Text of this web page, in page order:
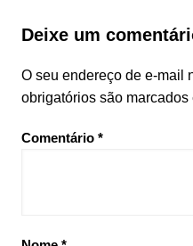
Deixe um
O seu endereço de e-mail
obrigatórios são marcados
Comentário *